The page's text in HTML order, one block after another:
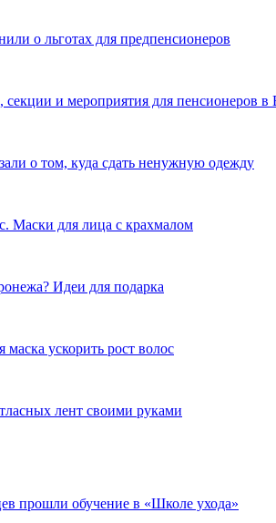
о льготах для предпенсионеров
секции и мероприятия для пенсионеров в
о том, куда сдать ненужную одежду
Маски для лица с крахмалом
Идеи для подарка
ускорить рост волос
лент своими руками
прошли обучение в «Школе ухода»